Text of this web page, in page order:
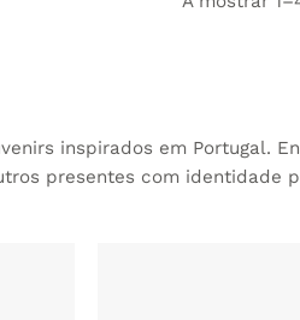
inspirados em Portugal.
presentes com identidade